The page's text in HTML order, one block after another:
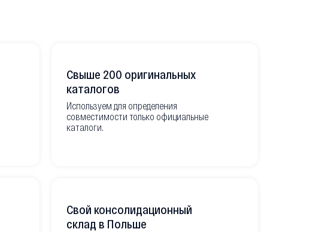
Свыше 200 оригинальных
каталогов
Используем для определения
совместимости только официальные
каталоги.
Свой консолидационный
склад в Польше